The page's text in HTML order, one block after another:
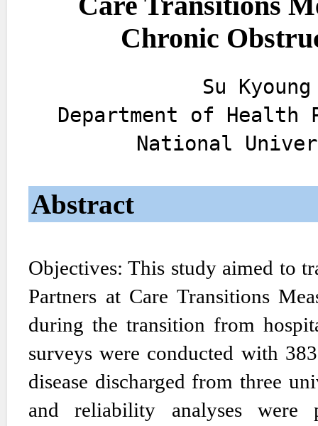
Chronic
Su
Department of Health
National
Abstract
Objectives: This study aimed to
Partners at Care Transitions
during the transition from
surveys were conducted with
disease discharged from three
and reliability analyses were